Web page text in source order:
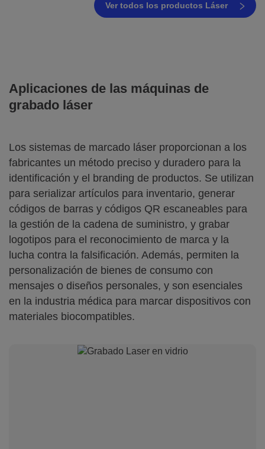
Ver todos los productos Láser
Aplicaciones de las máquinas de
grabado láser
Los sistemas de marcado láser proporcionan a los
fabricantes un método preciso y duradero para la
identificación y el branding de productos. Se utilizan
para serializar artículos para inventario, generar
códigos de barras y códigos QR escaneables para
la gestión de la cadena de suministro, y grabar
logotipos para el reconocimiento de marca y la
lucha contra la falsificación. Además, permiten la
personalización de bienes de consumo con
mensajes o diseños personales, y son esenciales
en la industria médica para marcar dispositivos con
materiales biocompatibles.